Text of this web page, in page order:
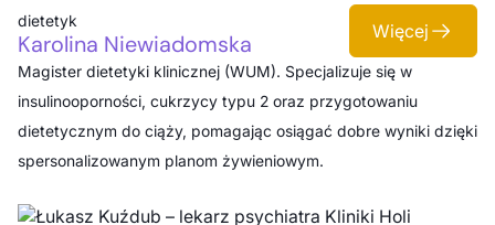
Karolina Niewiadomska
dietetyk Więcej
Magister dietetyki klinicznej (WUM). Specjalizuje się w
insulinooporności, cukrzycy typu 2 oraz przygotowaniu
dietetycznym do ciąży, pomagając osiągać dobre wyniki dzięki
spersonalizowanym planom żywieniowym.